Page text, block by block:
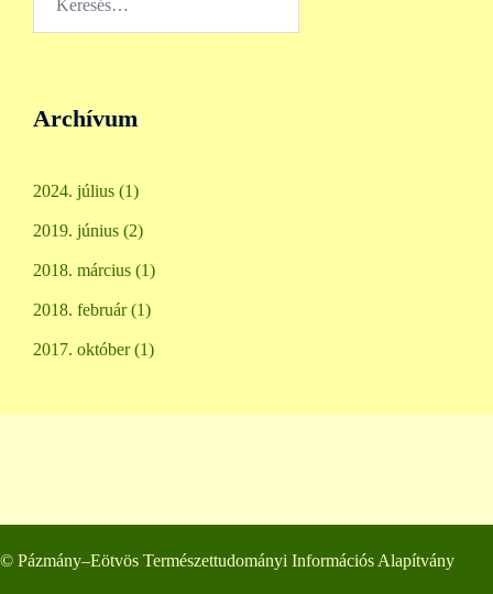
Archívum
2024. július (1)
2019. június (2)
2018. március (1)
2018. február(1)
2017. október(1)
© Pázmány–Eötvös Természettudományi Információs Alapítvány